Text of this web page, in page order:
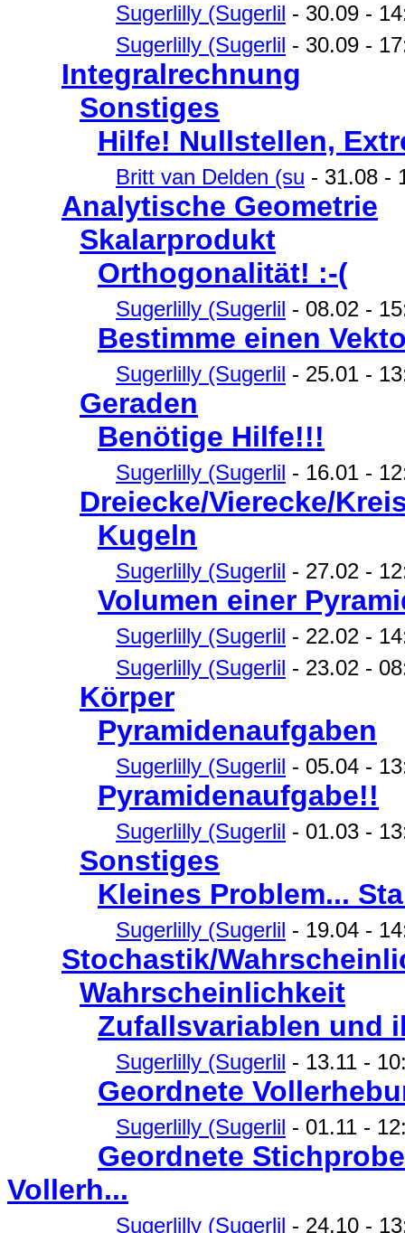
Sugerlilly (Sugerlil - 30.09 -
Sugerlilly (Sugerlil - 30.09 -
Integralrechnung
Sonstiges
Hilfe! Nullstellen,
Britt van Delden (su - 31.08 -
Analytische Geometrie
Skalarprodukt
Orthogonalität! :-(
Sugerlilly (Sugerlil - 08.02 -
Bestimme einen
Sugerlilly (Sugerlil - 25.01 -
Geraden
Benötige Hilfe!!!
Sugerlilly (Sugerlil - 16.01 -
Dreiecke/Vierecke/
Kugeln
Sugerlilly (Sugerlil - 27.02 -
Volumen einer
Sugerlilly (Sugerlil - 22.02 -
Sugerlilly (Sugerlil - 23.02 -
Körper
Pyramidenaufgaben
Sugerlilly (Sugerlil - 05.04 -
Pyramidenaufgabe!!
Sugerlilly (Sugerlil - 01.03 -
Sonstiges
Kleines Problem...
Sugerlilly (Sugerlil - 19.04 -
Stochastik/
Wahrscheinlichkeit
Zufallsvariablen und
Sugerlilly (Sugerlil - 13.11 -
Geordnete
Sugerlilly (Sugerlil - 01.11 -
Geordnete
Vollerh...
Sugerlilly (Sugerlil - 24.10 -